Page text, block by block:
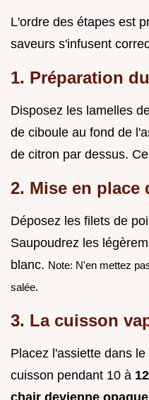
L'ordre des étapes est
saveurs s'infusent
1. Préparation
Disposez les lamelles
de ciboule au fond de
de citron par dessus.
2. Mise en place
Déposez les filets de
Saupoudrez les
blanc. Note: N'en mettez
salée.
3. La cuisson
Placez l'assiette dans
cuisson pendant 10 à 12
chair devienne